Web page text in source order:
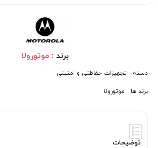
برند :موتورولا
دسته: تجهیزات حفاظتی و امنیتی
برند ها: موتورولا
توضیحات